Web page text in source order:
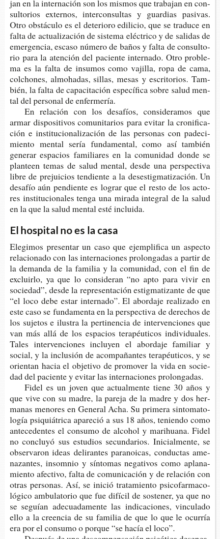
jan en la inter­na­ción son los mis­mos que tra­ba­jan en con­
sul­to­rios exter­nos, inter­con­sul­tas y guar­dias pasi­vas.
Otro obs­tácu­lo es el dete­rio­ro edi­li­cio, que se tra­du­ce en
falta de actua­li­za­ción de sis­te­ma eléc­tri­co y de sali­das de
emer­gen­cia, esca­so núme­ro de baños y falta de con­sul­to­
rio para la aten­ción del pacien­te inter­na­do. Otro pro­ble­
ma es la falta de insu­mos como vaji­lla, ropa de cama,
col­cho­nes, almoha­das, sillas, mesas y escri­to­rios. Tam­
bién, la falta de capa­ci­ta­ción espe­cí­fi­ca sobre salud men­
tal del per­so­nal de enfermería.
En rela­ción con los desa­fíos, con­si­de­ra­mos que
armar dis­po­si­ti­vos comu­ni­ta­rios para evi­tar la cro­ni­fi­ca­
ción e ins­ti­tu­cio­na­li­za­ción de las per­so­nas con pade­ci­
mien­to men­tal sería fun­da­men­tal, como así tam­bién
gene­rar espa­cios fami­lia­res en la comu­ni­dad donde se
plan­teen temas de salud men­tal, desde una pers­pec­ti­va
libre de pre­jui­cios ten­dien­te a la deses­tig­ma­ti­za­ción. Un
desa­fío aún pen­dien­te es lograr que el resto de los acto­
res ins­ti­tu­cio­na­les tenga una mira­da inte­gral de la salud
en la que la salud men­tal esté incluida.
El hospital no es la casa
Ele­gi­mos pre­sen­tar un caso que ejem­pli­fi­ca un aspec­to
rela­cio­na­do con las inter­na­cio­nes pro­lon­ga­das a par­tir de
la deman­da de la fami­lia y la comu­ni­dad, con el fin de
excluir­lo, ya que lo con­si­de­ran “no apto para vivir en
socie­dad”, desde la repre­sen­ta­ción estig­ma­ti­zan­te de que
“el loco debe estar inter­na­do”. El abor­da­je rea­li­za­do en
este caso se fun­da­men­ta en la pers­pec­ti­va de dere­chos de
los suje­tos e ilus­tra la per­ti­nen­cia de inter­ven­cio­nes que
van más allá de los espa­cios tera­péu­ti­cos indi­vi­dua­les.
Tales inter­ven­cio­nes inclu­yen el abor­da­je fami­liar y
social, y la inclu­sión de acom­pa­ñan­tes tera­péu­ti­cos, y se
orien­tan hacia el obje­ti­vo de pro­mo­ver la vida en socie­
dad del pacien­te y evi­tar las inter­na­cio­nes prolongadas.
Fidel es un joven que actual­men­te tiene 30 años y
que vive con su madre, la pare­ja de la madre y dos her­
ma­nas meno­res en Gene­ral Acha. Su pri­me­ra sin­to­ma­to­
lo­gía psi­quiá­tri­ca apa­re­ció a sus 18 años, tenien­do como
ante­ce­den­tes el con­su­mo de alcohol y marihua­na. Fidel
no con­clu­yó sus estu­dios secun­da­rios. Ini­cial­men­te, se
obser­va­ron ideas deli­ran­tes para­noi­cas, con­duc­tas ame­
na­zan­tes, insom­nio y sín­to­mas nega­ti­vos como apla­na­
mien­to afec­ti­vo, falta de comu­ni­ca­ción y de rela­ción con
otras per­so­nas. Así, se inició tra­ta­mien­to psi­co­far­ma­co­
ló­gi­co ambu­la­to­rio que fue difí­cil de sos­te­ner, ya que no
se seguían ade­cua­da­men­te las indi­ca­cio­nes, vin­cu­la­do
ello a la creen­cia de su fami­lia de que lo que le ocu­rría
era por el con­su­mo o por­que “se hacía el loco”.